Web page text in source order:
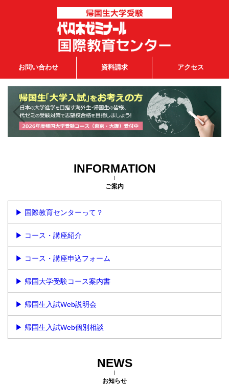
お問い合わせ 資料請求 アクセス
INFORMATION
ご案内
▶ 国際教育センターって？
▶ コース・講座紹介
▶ コース・講座申込フォーム
▶ 帰国大学受験コース案内書
▶ 帰国生入試Web説明会
▶ 帰国生入試Web個別相談
NEWS
お知らせ